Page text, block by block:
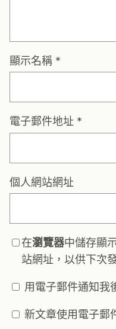
顯示名稱 *
電子郵件地址 *
個人網站網址
在瀏覽器中儲存顯
站網址，以供下次
用電子郵件通知我
新文章使用電子郵